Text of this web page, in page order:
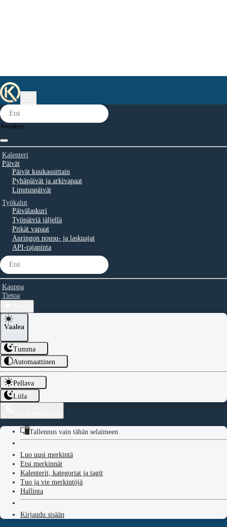
Asetukset
Kalenteri
Päivät
Päivät kuukausittain
Pyhäpäivät ja arkivapaat
Liputuspäivät
Työkalut
Päivälaskuri
Työpäiviä jäljellä
Pitkät vapaat
Auringon nousu- ja laskuajat
API-rajapinta
Kauppa
Tietoa
Vaalea
Tumma
Automaattinen
Pellava
Liila
Tallennus vain tähän selaimeen
Luo uusi merkintä
Etsi merkinnät
Kalenterit, kategoriat ja tagit
Tuo ja vie merkintöjä
Hallinta
Kirjaudu sisään